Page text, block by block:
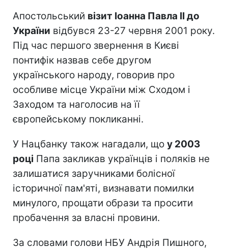
Апостольський візит Іоанна Павла II до
України відбувся 23-27 червня 2001 року.
Під час першого звернення в Києві
понтифік назвав себе другом
українського народу, говорив про
особливе місце України між Сходом і
Заходом та наголосив на її
європейському покликанні.
У Нацбанку також нагадали, що у 2003
році Папа закликав українців і поляків не
залишатися заручниками болісної
історичної пам'яті, визнавати помилки
минулого, прощати образи та просити
пробачення за власні провини.
За словами голови НБУ Андрія Пишного,